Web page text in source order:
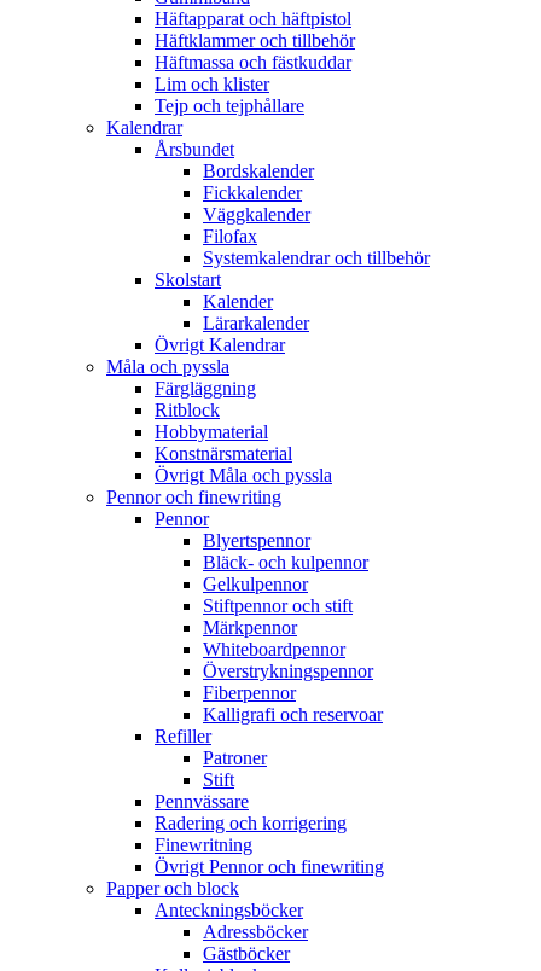
Häftapparat och häftpistol
Häftklammer och tillbehör
Häftmassa och fästkuddar
Lim och klister
Tejp och tejphållare
Kalendrar
Årsbundet
Bordskalender
Fickkalender
Väggkalender
Filofax
Systemkalendrar och tillbehör
Skolstart
Kalender
Lärarkalender
Övrigt Kalendrar
Måla och pyssla
Färgläggning
Ritblock
Hobbymaterial
Konstnärsmaterial
Övrigt Måla och pyssla
Pennor och finewriting
Pennor
Blyertspennor
Bläck- och kulpennor
Gelkulpennor
Stiftpennor och stift
Märkpennor
Whiteboardpennor
Överstrykningspennor
Fiberpennor
Kalligrafi och reservoar
Refiller
Patroner
Stift
Pennvässare
Radering och korrigering
Finewritning
Övrigt Pennor och finewriting
Papper och block
Anteckningsböcker
Adressböcker
Gästböcker